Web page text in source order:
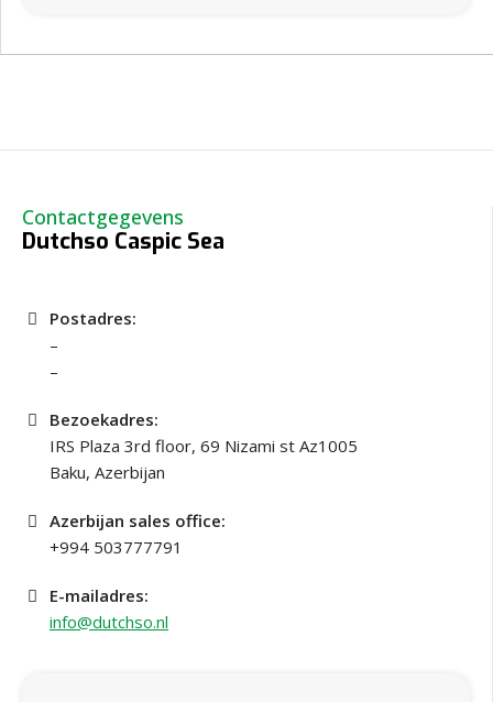
Contactgegevens
Dutchso Caspic Sea
Postadres:
–
–
Bezoekadres:
IRS Plaza 3rd floor, 69 Nizami st Az1005
Baku, Azerbijan
Azerbijan sales office:
+994 503777791
E-mailadres:
info@dutchso.nl